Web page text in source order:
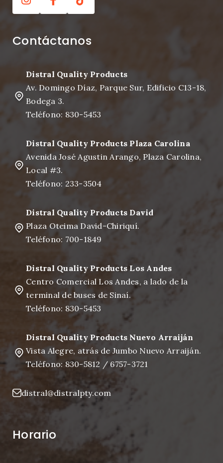
Contáctanos
Distral Quality Products
Av. Domingo Díaz, Parque Sur, Edificio C13-18,
Bodega 3.
Teléfono: 830-5453
Distral Quality Products Plaza Carolina
Avenida José Agustin Arango, Plaza Carolina,
Local #3.
Teléfono: 233-3504
Distral Quality Products David
Plaza Oteima David-Chiriquí.
Teléfono: 700-1849
Distral Quality Products Los Andes
Centro Comercial Los Andes, a lado de la
terminal de buses de Sinaí.
Teléfono: 830-5453
Distral Quality Products Nuevo Arraiján
Vista Alegre, atrás de Jumbo Nuevo Arraiján.
Teléfono: 830-5812 / 6757-3721
distral@distralpty.com
Horario